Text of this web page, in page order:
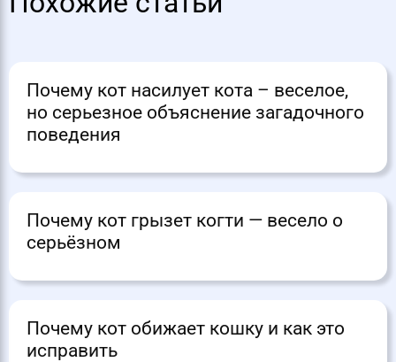
Почему кот насилует кота – веселое,
но серьезное объяснение загадочного
поведения
Почему кот грызет когти — весело о
серьёзном
Почему кот обижает кошку и как это
исправить